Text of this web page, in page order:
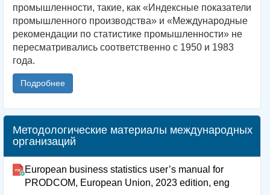
промышленности, такие, как «Индексные показатели
промышленного производства» и «Международные
рекомендации по статистике промышленности» не
пересматривались соответственно с 1950 и 1983
года.
Подробнее
Методологические материалы международных
организаций
European business statistics user’s manual for
PRODCOM, European Union, 2023 edition, eng